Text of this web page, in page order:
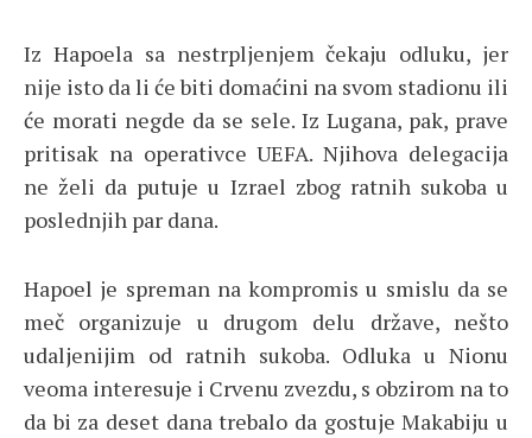
Iz Hapoela sa nestrpljenjem čekaju odluku, jer
nije isto da li će biti domaćini na svom stadionu ili
će morati negde da se sele. Iz Lugana, pak, prave
pritisak na operativce UEFA. Njihova delegacija
ne želi da putuje u Izrael zbog ratnih sukoba u
poslednjih par dana.
Hapoel je spreman na kompromis u smislu da se
meč organizuje u drugom delu države, nešto
udaljenijim od ratnih sukoba. Odluka u Nionu
veoma interesuje i Crvenu zvezdu, s obzirom na to
da bi za deset dana trebalo da gostuje Makabiju u